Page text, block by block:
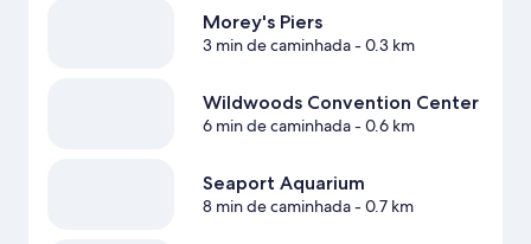
Morey's Piers
3 min de caminhada- 0.3 km
Wildwoods Convention Center
6 min de caminhada- 0.6 km
Seaport Aquarium
8 min de caminhada- 0.7 km